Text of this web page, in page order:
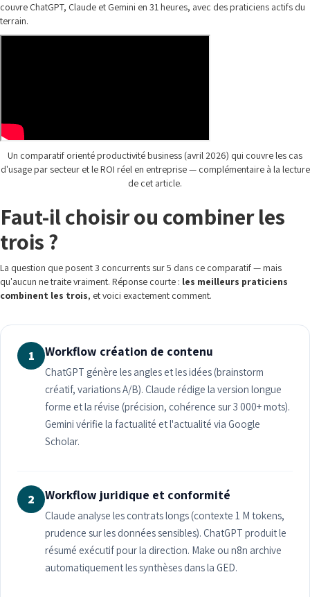
couvre ChatGPT, Claude et Gemini en 31 heures, avec des praticiens actifs du
terrain.
Un comparatif orienté productivité business (avril 2026) qui couvre les cas
d'usage par secteur et le ROI réel en entreprise — complémentaire à la lecture
de cet article.
Faut-il choisir ou combiner les
trois ?
La question que posent 3 concurrents sur 5 dans ce comparatif — mais
qu'aucun ne traite vraiment. Réponse courte : les meilleurs praticiens
combinent les trois, et voici exactement comment.
1 Workflow création de contenu
ChatGPT génère les angles et les idées (brainstorm
créatif, variations A/B). Claude rédige la version longue
forme et la révise (précision, cohérence sur 3 000+ mots).
Gemini vérifie la factualité et l'actualité via Google
Scholar.
2 Workflow juridique et conformité
Claude analyse les contrats longs (contexte 1 M tokens,
prudence sur les données sensibles). ChatGPT produit le
résumé exécutif pour la direction. Make ou n8n archive
automatiquement les synthèses dans la GED.